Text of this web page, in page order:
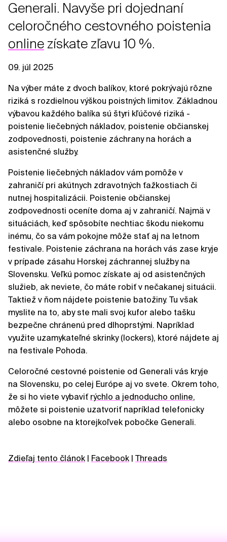
Generali. Navyše pri dojednaní
celoročného cestovného poistenia
online získate zľavu 10 %.
09. júl 2025
Na výber máte z dvoch balíkov, ktoré pokrývajú rôzne
riziká s rozdielnou výškou poistných limitov. Základnou
výbavou každého balíka sú štyri kľúčové riziká -
poistenie liečebných nákladov, poistenie občianskej
zodpovednosti, poistenie záchrany na horách a
asistenčné služby.
Poistenie liečebných nákladov vám pomôže v
zahraničí pri akútnych zdravotných ťažkostiach či
nutnej hospitalizácii. Poistenie občianskej
zodpovednosti oceníte doma aj v zahraničí. Najmä v
situáciách, keď spôsobíte nechtiac škodu niekomu
inému, čo sa vám pokojne môže stať aj na letnom
festivale. Poistenie záchrana na horách vás zase kryje
v prípade zásahu Horskej záchrannej služby na
Slovensku. Veľkú pomoc získate aj od asistenčných
služieb, ak neviete, čo máte robiť v nečakanej situácii.
Taktiež v ňom nájdete poistenie batožiny. Tu však
myslite na to, aby ste mali svoj kufor alebo tašku
bezpečne chránenú pred dlhoprstými. Napríklad
využite uzamykateľné skrinky (lockers), ktoré nájdete aj
na festivale Pohoda.
Celoročné cestovné poistenie od Generali vás kryje
na Slovensku, po celej Európe aj vo svete. Okrem toho,
že si ho viete vybaviť rýchlo a jednoducho online,
môžete si poistenie uzatvoriť napríklad telefonicky
alebo osobne na ktorejkoľvek pobočke Generali.
Zdieľaj tento článok Facebook Threads